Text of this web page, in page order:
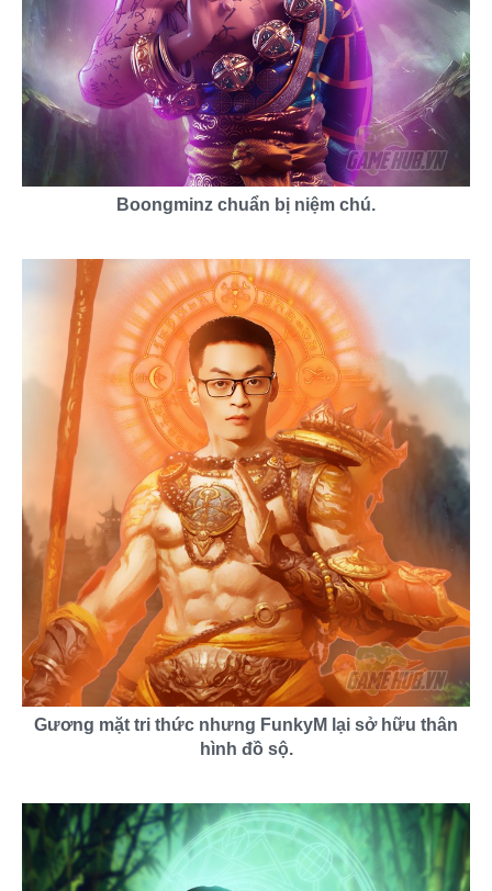
Boongminz chuẩn bị niệm chú.
Gương mặt tri thức nhưng FunkyM lại sở hữu thân
hình đồ sộ.